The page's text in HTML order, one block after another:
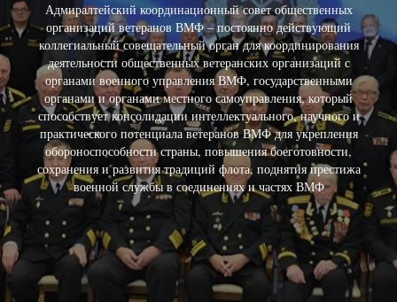
Адмиралтейский координационный совет общественных
организаций ветеранов ВМФ – постоянно действующий
коллегиальный совещательный орган для координирования
деятельности общественных ветеранских организаций с
органами военного управления ВМФ, государственными
органами и органами местного самоуправления, который
способствует консолидации интеллектуального, научного и
практического потенциала ветеранов ВМФ для укрепления
обороноспособности страны, повышения боеготовности,
сохранения и развития традиций флота, поднятия престижа
военной службы в соединениях и частях ВМФ